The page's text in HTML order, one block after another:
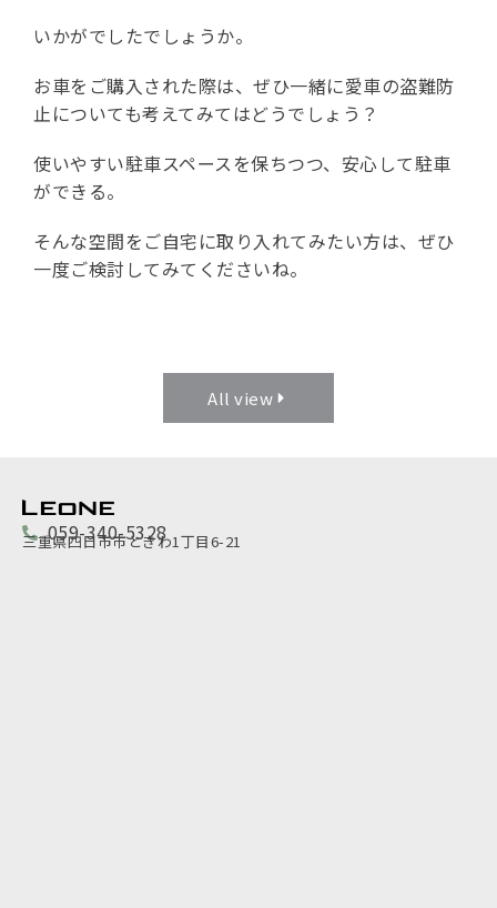
いかがでしたでしょうか。
お車をご購入された際は、ぜひ一緒に愛車の盗難防
止についても考えてみてはどうでしょう？
使いやすい駐車スペースを保ちつつ、安心して駐車
ができる。
そんな空間をご自宅に取り入れてみたい方は、ぜひ
一度ご検討してみてくださいね。
All view
059-340-5328
三重県四日市市ときわ1丁目6-21